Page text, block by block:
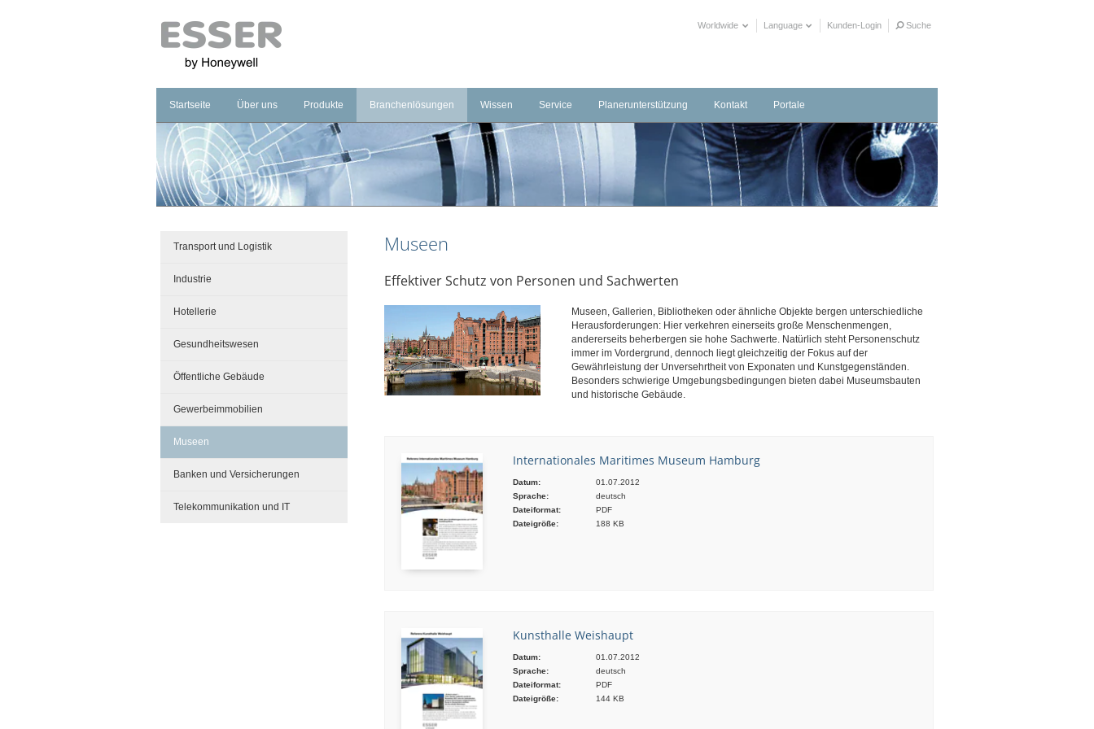
Worldwide Language Kunden-Login Suche
Startseite Über uns
Unternehmen
Marke
Produkte
Brandmeldetechnik
Sprachalarmierung
Managementsysteme
Branchenlösungen
Transport und Logistik
Industrie
Öffentliche Gebäude
Banken und Versicherungen
Telekommunikation und IT
Wissen
Schulungen & Seminare
Häufig gestellte Fragen (FAQ)
Produktvideos
Service
Downloads
Externe Links
Leistungserklärungen
Planerunterstützung Kontakt
Kontaktformular
Facherrichter in Ihrer Nähe
Unsere Distributionspartner
Portale
Transport und Logistik
Industrie
Hotellerie
Gesundheitswesen
Öffentliche Gebäude
Gewerbeimmobilien
Museen
Banken und Versicherungen
Telekommunikation und IT
Museen
Effektiver Schutz von Personen und Sachwerten
Museen, Gallerien, Bibliotheken oder ähnliche Objekte bergen unterschiedliche
Herausforderungen: Hier verkehren einerseits große Menschenmengen,
andererseits beherbergen sie hohe Sachwerte. Natürlich steht Personenschutz
immer im Vordergrund, dennoch liegt gleichzeitig der Fokus auf der
Gewährleistung der Unversehrtheit von Exponaten und Kunstgegenständen.
Besonders schwierige Umgebungsbedingungen bieten dabei Museumsbauten
und historische Gebäude.
Internationales Maritimes Museum Hamburg
Datum:
01.07.2012
Sprache:
deutsch
Dateiformat:
PDF
Dateigröße:
188 KB
Kunsthalle Weishaupt
Datum:
01.07.2012
Sprache:
deutsch
Dateiformat:
PDF
Dateigröße:
144 KB